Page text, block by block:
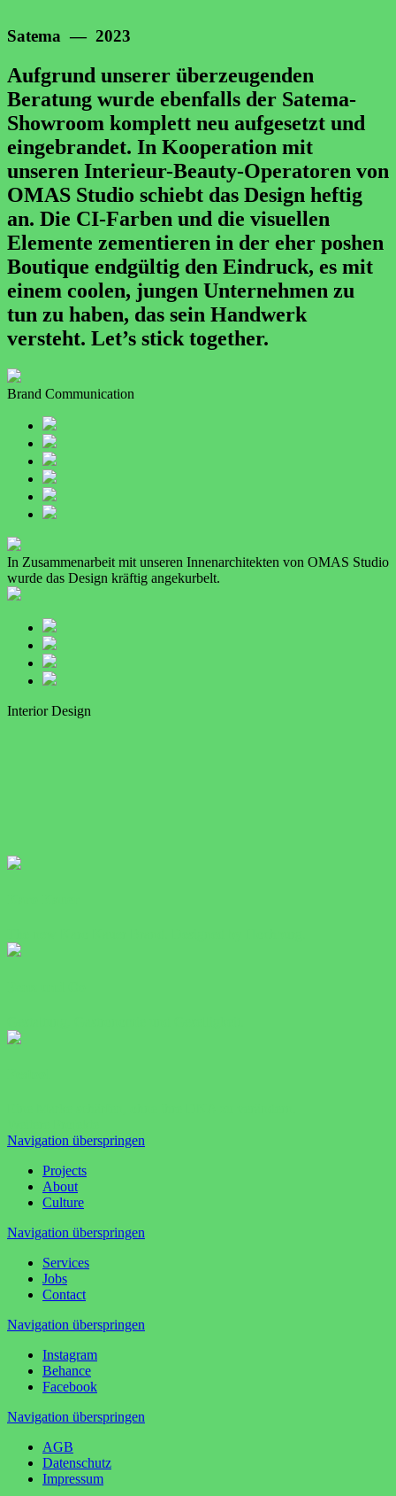
Satema — 2023
Aufgrund unserer überzeugenden
Beratung wurde ebenfalls der Satema-
Showroom komplett neu aufgesetzt und
eingebrandet. In Kooperation mit
unseren Interieur-Beauty-Operatoren von
OMAS Studio schiebt das Design heftig
an. Die CI-Farben und die visuellen
Elemente zementieren in der eher poshen
Boutique endgültig den Eindruck, es mit
einem coolen, jungen Unternehmen zu
tun zu haben, das sein Handwerk
versteht. Let’s stick together.
Brand Communication
In Zusammenarbeit mit unseren Innenarchitekten von OMAS Studio
wurde das Design kräftig angekurbelt.
Interior Design
Navigation überspringen
Projects
About
Culture
Navigation überspringen
Services
Jobs
Contact
Navigation überspringen
Instagram
Behance
Facebook
Navigation überspringen
AGB
Datenschutz
Impressum